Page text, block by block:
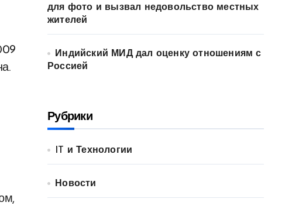
для фото и вызвал недовольство местных
жителей
Индийский МИД дал оценку отношениям с
Россией
Рубрики
IT и Технологии
Новости